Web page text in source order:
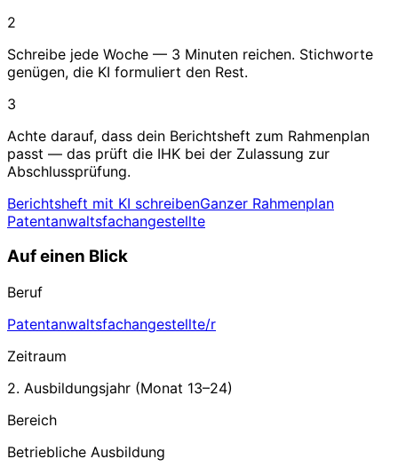
2
Schreibe jede Woche — 3 Minuten reichen. Stichworte
genügen, die KI formuliert den Rest.
3
Achte darauf, dass dein Berichtsheft zum Rahmenplan
passt — das prüft die IHK bei der Zulassung zur
Abschlussprüfung.
Berichtsheft mit KI schreibenGanzer Rahmenplan
Patentanwaltsfachangestellte
Auf einen Blick
Beruf
Patentanwaltsfachangestellte/r
Zeitraum
2. Ausbildungsjahr (Monat 13–24)
Bereich
Betriebliche Ausbildung